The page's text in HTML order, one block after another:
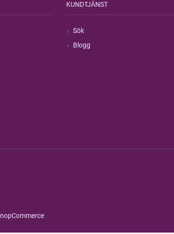
KUNDTJÄNST
Sök
Blogg
nopCommerce